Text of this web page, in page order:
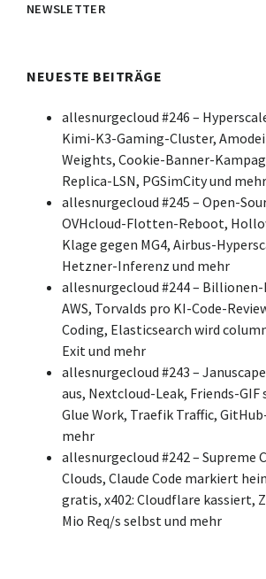
NEWSLETTER
NEUESTE BEITRÄGE
allesnurgecloud #246 –
Kimi-K3-Gaming-Cluster, Amodei
Weights, Cookie-Banner-
Replica-LSN, PGSimCity und mehr
allesnurgecloud #245 – Open-
OVHcloud-Flotten-Reboot,
Klage gegen MG4, Airbus-
Hetzner-Inferenz und mehr
allesnurgecloud #244 – Billionen-
AWS, Torvalds pro KI-Code-
Coding, Elasticsearch wird
Exit und mehr
allesnurgecloud #243 –
aus, Nextcloud-Leak, Friends-
Glue Work, Traefik Traffic,
mehr
allesnurgecloud #242 – Supreme
Clouds, Claude Code markiert
gratis, x402: Cloudflare kassiert,
Mio Req/s selbst und mehr